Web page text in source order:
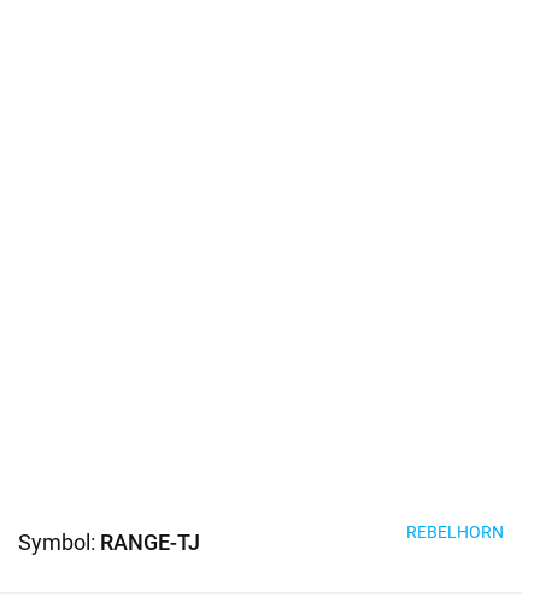
Symbol: RANGE-TJ REBELHORN